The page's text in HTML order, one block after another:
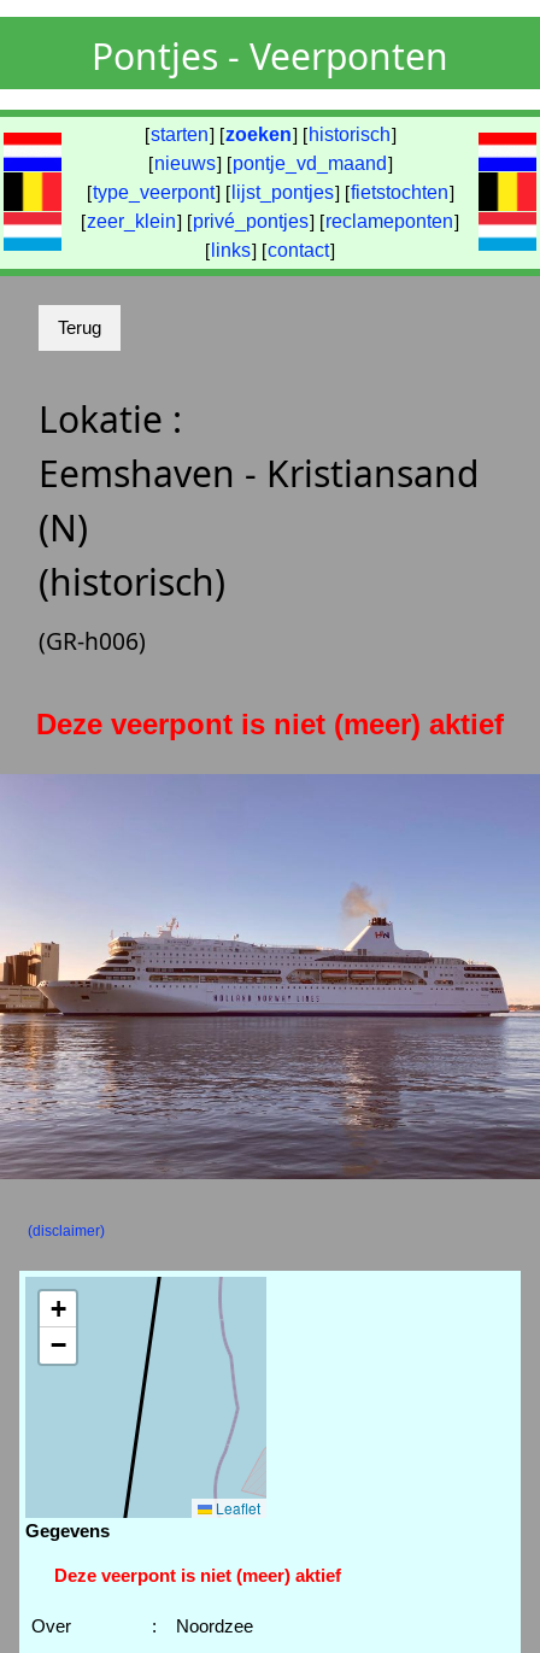
Pontjes - Veerponten
[starten] [zoeken] [ historisch]
[nieuws] [pontje_vd_maand]
[type_veerpont] [ lijst_pontjes] [fietstochten]
[zeer_klein] [privé_pontjes] [reclameponten]
[ links] [contact]
Lokatie :
Eemshaven - Kristiansand
(N)
(historisch)
(GR-h006)
Deze veerpont is niet (meer) aktief
(disclaimer)
+
−
Leaflet
Gegevens
Deze veerpont is niet (meer) aktief
Over :
Noordzee